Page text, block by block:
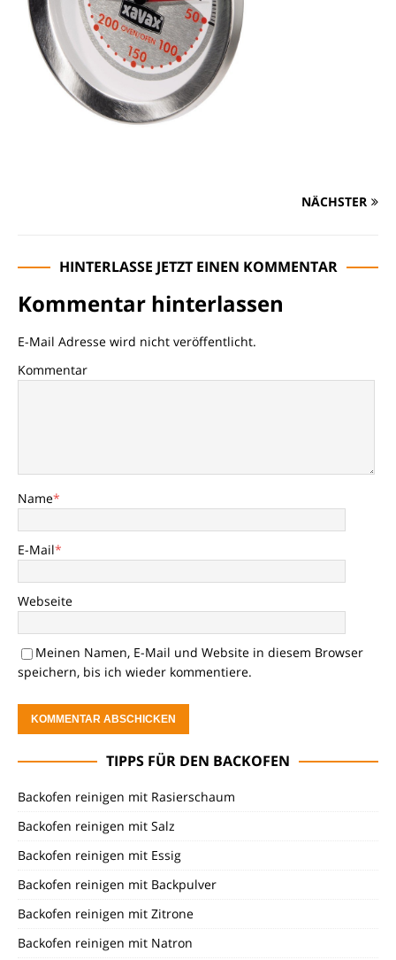
NÄCHSTER
HINTERLASSE JETZT EINEN KOMMENTAR
Kommentar hinterlassen
E-Mail Adresse wird nicht veröffentlicht.
Kommentar
Name*
E-Mail*
Webseite
Meinen Namen, E-Mail und Website in diesem Browser
speichern, bis ich wieder kommentiere.
TIPPS FÜR DEN BACKOFEN
Backofen reinigen mit Rasierschaum
Backofen reinigen mit Salz
Backofen reinigen mit Essig
Backofen reinigen mit Backpulver
Backofen reinigen mit Zitrone
Backofen reinigen mit Natron